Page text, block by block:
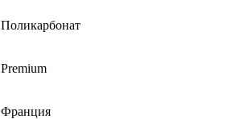
Поликарбонат
Premium
Франция